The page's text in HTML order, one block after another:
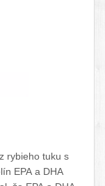
rybieho tuku s
EPA a DHA